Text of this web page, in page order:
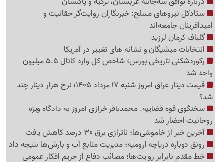
ستادکل نیروهای مسلح: خبرنگاران روایت‌گر حقانیت و
امیدآفرینان جامعه‌اند
گلباف کرمان لرزید
انتخابات میشیگان و نشانه های تغییر در آمریکا
رکوردشکنی تاریخی بورس؛ شاخص کل وارد کانال 5.5 میلیون
واحد شد
قیمت دینار عراق امروز شنبه 17 مرداد 1405؛ نرخ هزار دینار چند
شد؟
سخنگوی قوه قضاییه: محمدباقر خرازی امروز به دادگاه ویژه
روحانیت احضار شد
آخرین خبر از خاموشی‌ها؛ ناترازی برق 30 درصد کاهش یافت
رونق دوباره دریاچه ارومیه؛ مدیریت منابع آب و بارش‌ها نتیجه داد
خط مقدم نابرابر روایت‌ها؛ مصائب دفاع از حریم افکار عمومی